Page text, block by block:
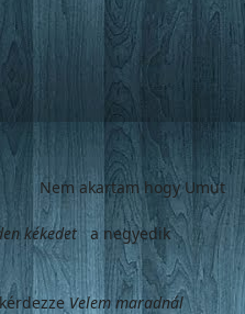
akartam hogy Umut
kékedeta negyedik
Velem maradnál